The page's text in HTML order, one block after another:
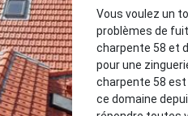
Vous voulez un
problèmes de
charpente 58 et
pour une
charpente 58 est
ce domaine